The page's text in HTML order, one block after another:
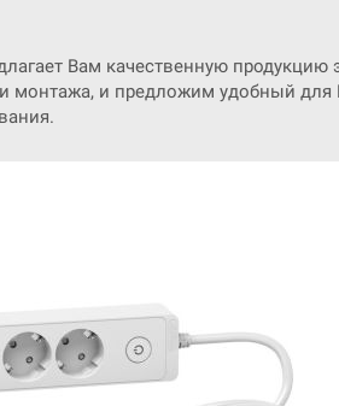
Вам качественную
и предложим удобный для